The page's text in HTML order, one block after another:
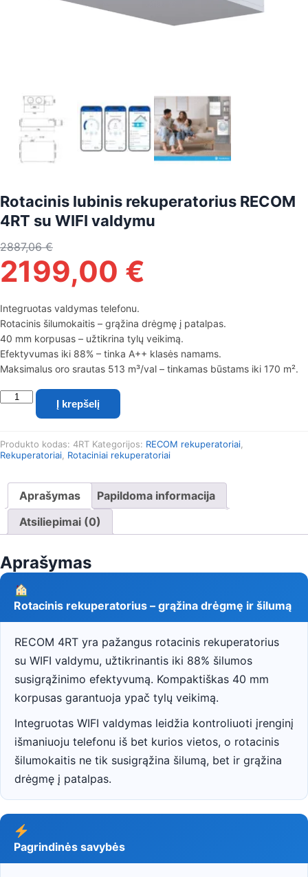
Rotacinis lubinis rekuperatorius RECOM
4RT su WIFI valdymu
2887,06€
2199,00 €
Integruotas valdymas telefonu.
Rotacinis šilumokaitis – grąžina drėgmę į patalpas.
40 mm korpusas – užtikrina tylų veikimą.
Efektyvumas iki 88% – tinka A++ klasės namams.
Maksimalus oro srautas 513 m³/val – tinkamas būstams iki 170 m².
produkto
Rotacinis
rekuperatorius
RECOM
WIFI
valdymu
Į krepšelį
Produkto kodas: 4RT Kategorijos: RECOM rekuperatoriai
Rekuperatoriai Rotaciniai rekuperatoriai
Aprašymas
Papildoma informacija
Atsiliepimai (0)
Aprašymas
Rotacinis rekuperatorius – grąžina drėgmę ir šilumą
RECOM 4RT yra pažangus rotacinis rekuperatorius
su WIFI valdymu, užtikrinantis iki 88% šilumos
susigrąžinimo efektyvumą. Kompaktiškas 40 mm
korpusas garantuoja ypač tylų veikimą.
Integruotas WIFI valdymas leidžia kontroliuoti įrenginį
išmaniuoju telefonu iš bet kurios vietos, o rotacinis
šilumokaitis ne tik susigrąžina šilumą, bet ir grąžina
drėgmę į patalpas.
Pagrindinės savybės